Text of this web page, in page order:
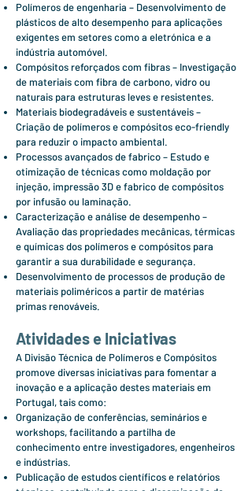
Polímeros de engenharia – Desenvolvimento de
plásticos de alto desempenho para aplicações
exigentes em setores como a eletrónica e a
indústria automóvel.
Compósitos reforçados com fibras – Investigação
de materiais com fibra de carbono, vidro ou
naturais para estruturas leves e resistentes.
Materiais biodegradáveis e sustentáveis –
Criação de polímeros e compósitos eco-friendly
para reduzir o impacto ambiental.
Processos avançados de fabrico – Estudo e
otimização de técnicas como moldação por
injeção, impressão 3D e fabrico de compósitos
por infusão ou laminação.
Caracterização e análise de desempenho –
Avaliação das propriedades mecânicas, térmicas
e químicas dos polímeros e compósitos para
garantir a sua durabilidade e segurança.
Desenvolvimento de processos de produção de
materiais poliméricos a partir de matérias
primas renováveis.
Atividades e Iniciativas
A Divisão Técnica de Polímeros e Compósitos
promove diversas iniciativas para fomentar a
inovação e a aplicação destes materiais em
Portugal, tais como:
Organização de conferências, seminários e
workshops, facilitando a partilha de
conhecimento entre investigadores, engenheiros
e indústrias.
Publicação de estudos científicos e relatórios